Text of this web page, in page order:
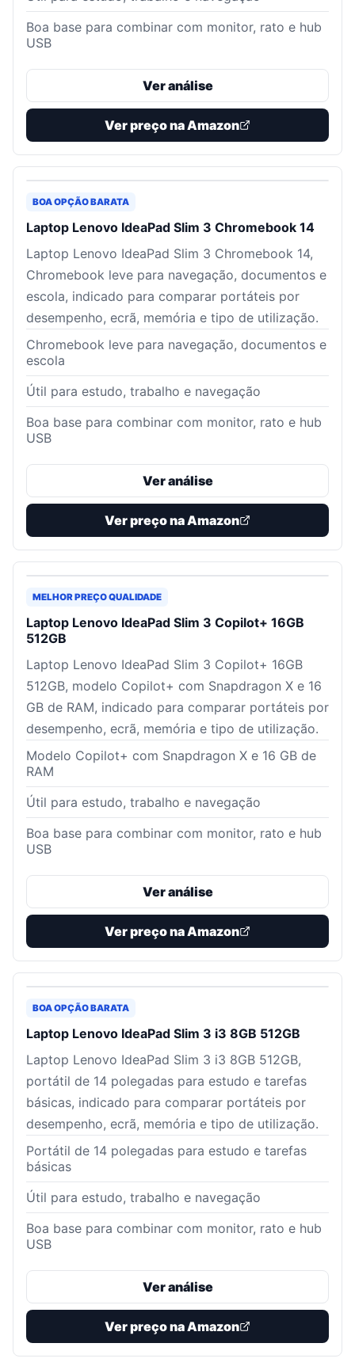
Boa base para combinar com monitor, rato e hub
USB
Ver análise
Ver preço na Amazon
BOA OPÇÃO BARATA
Laptop Lenovo IdeaPad Slim 3 Chromebook 14
Laptop Lenovo IdeaPad Slim 3 Chromebook 14,
Chromebook leve para navegação, documentos e
escola, indicado para comparar portáteis por
desempenho, ecrã, memória e tipo de utilização.
Chromebook leve para navegação, documentos e
escola
Útil para estudo, trabalho e navegação
Boa base para combinar com monitor, rato e hub
USB
Ver análise
Ver preço na Amazon
MELHOR PREÇO QUALIDADE
Laptop Lenovo IdeaPad Slim 3 Copilot+ 16GB
512GB
Laptop Lenovo IdeaPad Slim 3 Copilot+ 16GB
512GB, modelo Copilot+ com Snapdragon X e 16
GB de RAM, indicado para comparar portáteis por
desempenho, ecrã, memória e tipo de utilização.
Modelo Copilot+ com Snapdragon X e 16 GB de
RAM
Útil para estudo, trabalho e navegação
Boa base para combinar com monitor, rato e hub
USB
Ver análise
Ver preço na Amazon
BOA OPÇÃO BARATA
Laptop Lenovo IdeaPad Slim 3 i3 8GB 512GB
Laptop Lenovo IdeaPad Slim 3 i3 8GB 512GB,
portátil de 14 polegadas para estudo e tarefas
básicas, indicado para comparar portáteis por
desempenho, ecrã, memória e tipo de utilização.
Portátil de 14 polegadas para estudo e tarefas
básicas
Útil para estudo, trabalho e navegação
Boa base para combinar com monitor, rato e hub
USB
Ver análise
Ver preço na Amazon